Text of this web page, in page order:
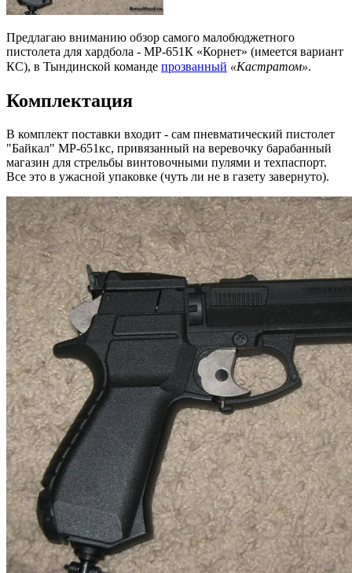
Предлагаю вниманию обзор самого малобюджетного
пистолета для хардбола - МР-651К «Корнет» (имеется вариант
КС), в Тындинской команде прозванный «Кастратом».
Комплектация
В комплект поставки входит - сам пневматический пистолет
"Байкал" МР-651кс, привязанный на веревочку барабанный
магазин для стрельбы винтовочными пулями и техпаспорт.
Все это в ужасной упаковке (чуть ли не в газету завернуто).